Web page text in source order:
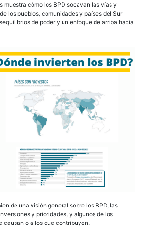
muestra cómo los BPD socavan las vías y
los pueblos, comunidades y países del Sur
de poder y un enfoque de arriba hacia
de una visión general sobre los BPD, las
y prioridades, y algunos de los
causan o a los que contribuyen.